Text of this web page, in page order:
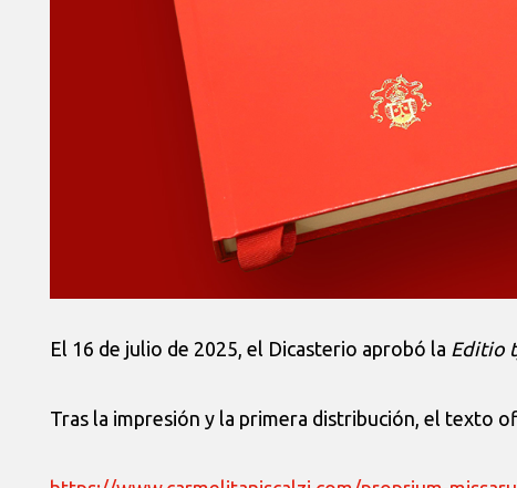
El 16 de julio de 2025, el Dicasterio aprobó la Editio
Tras la impresión y la primera distribución, el texto